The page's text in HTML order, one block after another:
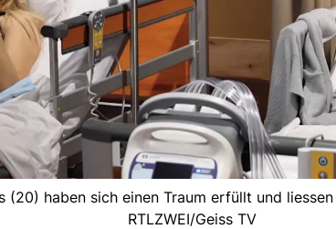
(20) haben sich einen Traum erfüllt und
RTLZWEI/Geiss TV